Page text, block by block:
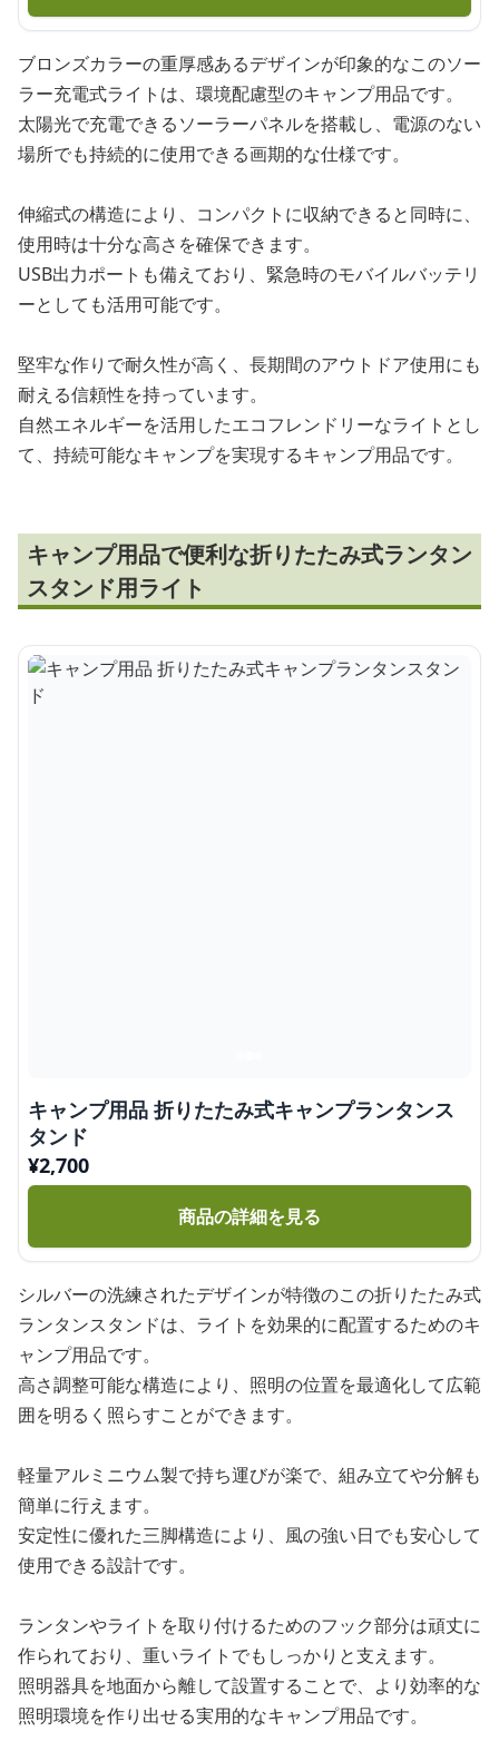
ブロンズカラーの重厚感あるデザインが印象的なこのソー
ラー充電式ライトは、環境配慮型のキャンプ用品です。
太陽光で充電できるソーラーパネルを搭載し、電源のない
場所でも持続的に使用できる画期的な仕様です。
伸縮式の構造により、コンパクトに収納できると同時に、
使用時は十分な高さを確保できます。
USB出力ポートも備えており、緊急時のモバイルバッテリ
ーとしても活用可能です。
堅牢な作りで耐久性が高く、長期間のアウトドア使用にも
耐える信頼性を持っています。
自然エネルギーを活用したエコフレンドリーなライトとし
て、持続可能なキャンプを実現するキャンプ用品です。
キャンプ用品で便利な折りたたみ式ランタン
スタンド用ライト
キャンプ用品 折りたたみ式キャンプランタンス
タンド
¥2,700
商品の詳細を見る
シルバーの洗練されたデザインが特徴のこの折りたたみ式
ランタンスタンドは、ライトを効果的に配置するためのキ
ャンプ用品です。
高さ調整可能な構造により、照明の位置を最適化して広範
囲を明るく照らすことができます。
軽量アルミニウム製で持ち運びが楽で、組み立てや分解も
簡単に行えます。
安定性に優れた三脚構造により、風の強い日でも安心して
使用できる設計です。
ランタンやライトを取り付けるためのフック部分は頑丈に
作られており、重いライトでもしっかりと支えます。
照明器具を地面から離して設置することで、より効率的な
照明環境を作り出せる実用的なキャンプ用品です。